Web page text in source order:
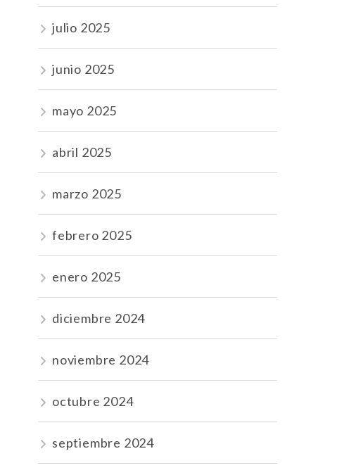
julio 2025
junio 2025
mayo 2025
abril 2025
marzo 2025
febrero 2025
enero 2025
diciembre 2024
noviembre 2024
octubre 2024
septiembre 2024